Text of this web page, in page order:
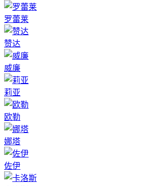
罗蕾莱
赞达
威廉
莉亚
欧勒
娜塔
佐伊